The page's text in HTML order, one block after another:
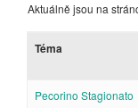
Aktuálně jsou na
Téma
Pecorino Stagionato